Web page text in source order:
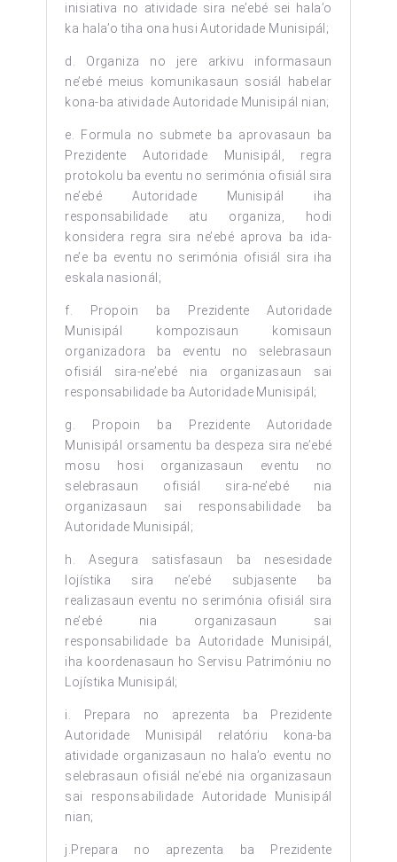
inisiativa no atividade sira ne’ebé sei hala’o
ka hala’o tiha ona husi Autoridade Munisipál;
d. Organiza no jere arkivu informasaun
ne’ebé meius komunikasaun sosiál habelar
kona-ba atividade Autoridade Munisipál nian;
e. Formula no submete ba aprovasaun ba
Prezidente Autoridade Munisipál, regra
protokolu ba eventu no serimónia ofisiál sira
ne’ebé Autoridade Munisipál iha
responsabilidade atu organiza, hodi
konsidera regra sira ne’ebé aprova ba ida-
ne’e ba eventu no serimónia ofisiál sira iha
eskala nasionál;
f. Propoin ba Prezidente Autoridade
Munisipál kompozisaun komisaun
organizadora ba eventu no selebrasaun
ofisiál sira-ne’ebé nia organizasaun sai
responsabilidade ba Autoridade Munisipál;
g. Propoin ba Prezidente Autoridade
Munisipál orsamentu ba despeza sira ne’ebé
mosu hosi organizasaun eventu no
selebrasaun ofisiál sira-ne’ebé nia
organizasaun sai responsabilidade ba
Autoridade Munisipál;
h. Asegura satisfasaun ba nesesidade
lojístika sira ne’ebé subjasente ba
realizasaun eventu no serimónia ofisiál sira
ne’ebé nia organizasaun sai
responsabilidade ba Autoridade Munisipál,
iha koordenasaun ho Servisu Patrimóniu no
Lojístika Munisipál;
i. Prepara no aprezenta ba Prezidente
Autoridade Munisipál relatóriu kona-ba
atividade organizasaun no hala’o eventu no
selebrasaun ofisiál ne’ebé nia organizasaun
sai responsabilidade Autoridade Munisipál
nian;
j.Prepara no aprezenta ba Prezidente